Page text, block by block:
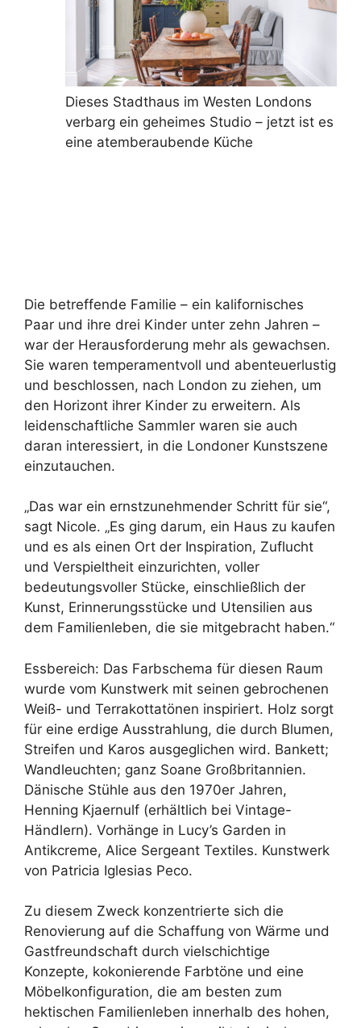
Dieses Stadthaus im Westen Londons
verbarg ein geheimes Studio – jetzt ist es
eine atemberaubende Küche
Die betreffende Familie – ein kalifornisches
Paar und ihre drei Kinder unter zehn Jahren –
war der Herausforderung mehr als gewachsen.
Sie waren temperamentvoll und abenteuerlustig
und beschlossen, nach London zu ziehen, um
den Horizont ihrer Kinder zu erweitern. Als
leidenschaftliche Sammler waren sie auch
daran interessiert, in die Londoner Kunstszene
einzutauchen.
„Das war ein ernstzunehmender Schritt für sie“,
sagt Nicole. „Es ging darum, ein Haus zu kaufen
und es als einen Ort der Inspiration, Zuflucht
und Verspieltheit einzurichten, voller
bedeutungsvoller Stücke, einschließlich der
Kunst, Erinnerungsstücke und Utensilien aus
dem Familienleben, die sie mitgebracht haben.“
Essbereich: Das Farbschema für diesen Raum
wurde vom Kunstwerk mit seinen gebrochenen
Weiß- und Terrakottatönen inspiriert. Holz sorgt
für eine erdige Ausstrahlung, die durch Blumen,
Streifen und Karos ausgeglichen wird. Bankett;
Wandleuchten; ganz Soane Großbritannien.
Dänische Stühle aus den 1970er Jahren,
Henning Kjaernulf (erhältlich bei Vintage-
Händlern). Vorhänge in Lucy’s Garden in
Antikcreme, Alice Sergeant Textiles. Kunstwerk
von Patricia Iglesias Peco.
Zu diesem Zweck konzentrierte sich die
Renovierung auf die Schaffung von Wärme und
Gastfreundschaft durch vielschichtige
Konzepte, kokonierende Farbtöne und eine
Möbelkonfiguration, die am besten zum
hektischen Familienleben innerhalb des hohen,